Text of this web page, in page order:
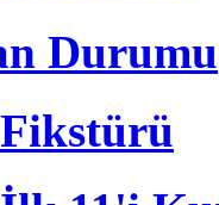
Durumu